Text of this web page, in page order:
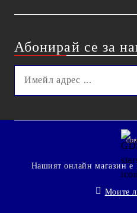
Абонирай се за
Нашият онлайн магазин е
Моите